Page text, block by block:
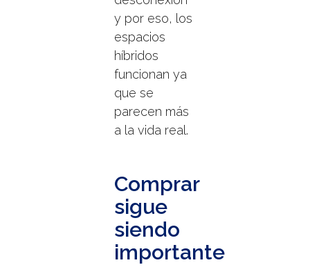
y por eso, los
espacios
híbridos
funcionan ya
que se
parecen más
a la vida real.
Comprar
sigue
siendo
importante